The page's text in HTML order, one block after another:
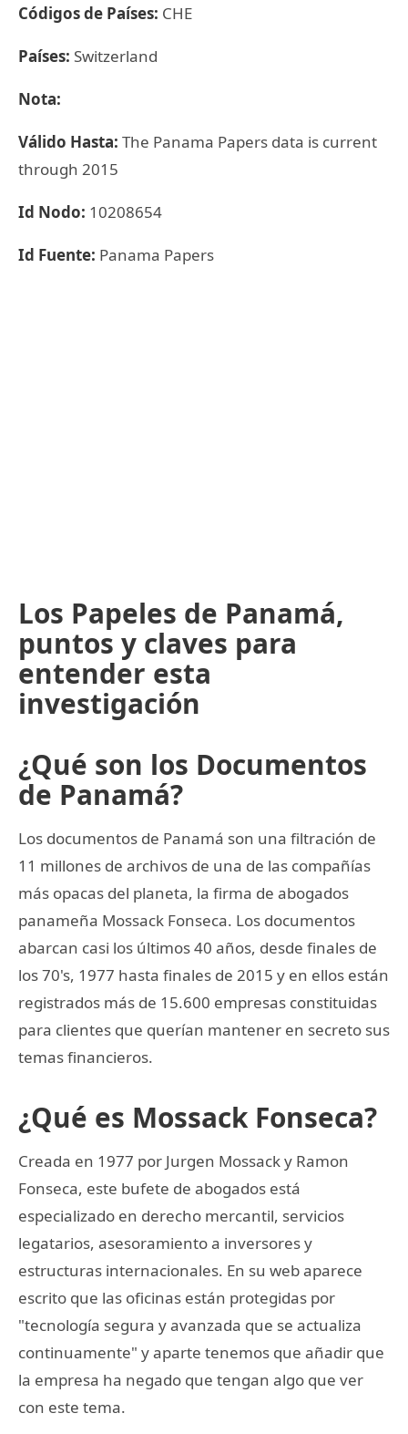
Códigos de Países: CHE
Países: Switzerland
Nota:
Válido Hasta: The Panama Papers data is current
through 2015
Id Nodo: 10208654
Id Fuente: Panama Papers
Los Papeles de Panamá,
puntos y claves para
entender esta
investigación
¿Qué son los Documentos
de Panamá?
Los documentos de Panamá son una filtración de
11 millones de archivos de una de las compañías
más opacas del planeta, la firma de abogados
panameña Mossack Fonseca. Los documentos
abarcan casi los últimos 40 años, desde finales de
los 70's, 1977 hasta finales de 2015 y en ellos están
registrados más de 15.600 empresas constituidas
para clientes que querían mantener en secreto sus
temas financieros.
¿Qué es Mossack Fonseca?
Creada en 1977 por Jurgen Mossack y Ramon
Fonseca, este bufete de abogados está
especializado en derecho mercantil, servicios
legatarios, asesoramiento a inversores y
estructuras internacionales. En su web aparece
escrito que las oficinas están protegidas por
"tecnología segura y avanzada que se actualiza
continuamente" y aparte tenemos que añadir que
la empresa ha negado que tengan algo que ver
con este tema.